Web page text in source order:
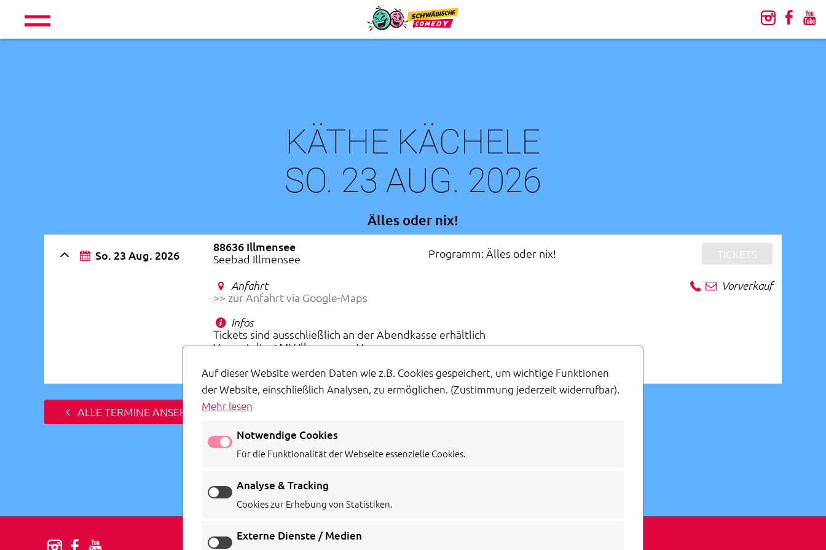
KÄTHE KÄCHELE
SO. 23 AUG. 2026
Älles oder nix!
So. 23 Aug. 2026
88636 Illmensee
Seebad Illmensee
Programm: Älles oder nix! TICKETS
Anfahrt
>> zur Anfahrt via Google-Maps
Infos
Tickets sind ausschließlich an der Abendkasse erhältlich
Veranstalter: MV Illmensee e.V.
Vorverkauf
ALLE TERMINE ANSEHEN
IMPRESSUM DATENSCHUTZ
Auf dieser Website werden Daten wie z.B. Cookies gespeichert, um wichtige Funktionen
der Website, einschließlich Analysen, zu ermöglichen. (Zustimmung jederzeit widerrufbar).
Mehr lesen
Notwendige Cookies
Für die Funktionalität der Webseite essenzielle Cookies.
Analyse & Tracking
Cookies zur Erhebung von Statistiken.
Externe Dienste / Medien